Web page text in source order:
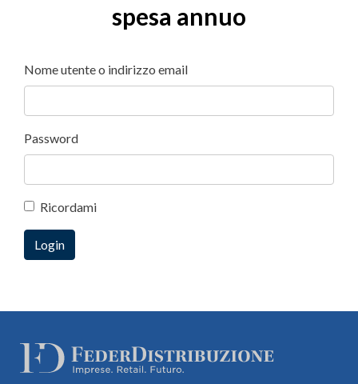
spesa annuo
Nome utente o indirizzo email
Password
Ricordami